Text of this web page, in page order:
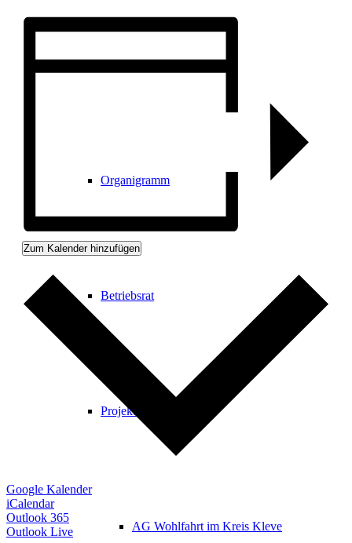
Organigramm
Betriebsrat
Projekte & Aktionen
AG Wohlfahrt im Kreis Kleve
Zum Kalender hinzufügen
Google Kalender
iCalendar
Outlook 365
Outlook Live